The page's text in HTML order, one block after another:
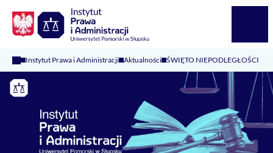
Instytut Prawa i Administracji Aktualności ŚWIĘTO NIEPODLEGŁOŚCI
Logo Kaliop Poland